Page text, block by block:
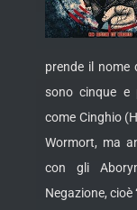
prende il nome
sono cinque e
come Cinghio
Wormort, ma
con gli
Negazione, cioè